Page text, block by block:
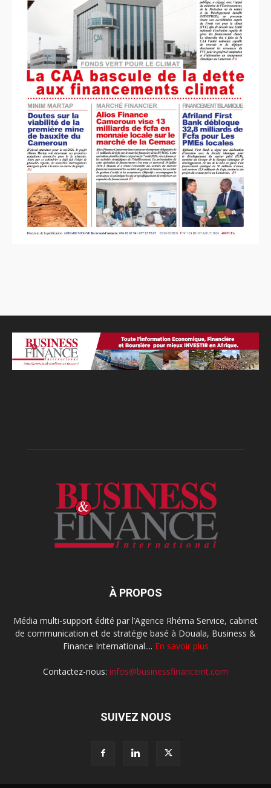
À PROPOS
Média multi-support édité par l’Agence Rhéma Service, cabinet
de communication et de stratégie basé à Douala, Business &
Finance International.... En savoir plus
Contactez-nous: infos@businessfinanceint.com
SUIVEZ NOUS